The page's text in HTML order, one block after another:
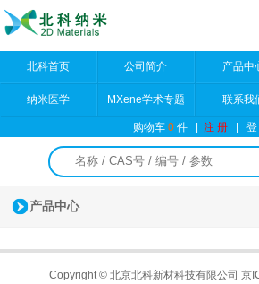
北科首页 公司简介 产品中
纳米医学 MXene学术专题 联系我
购物车0件 |注 册 |
产品中心
Copyright © 北京北科新材科技有限公司 京